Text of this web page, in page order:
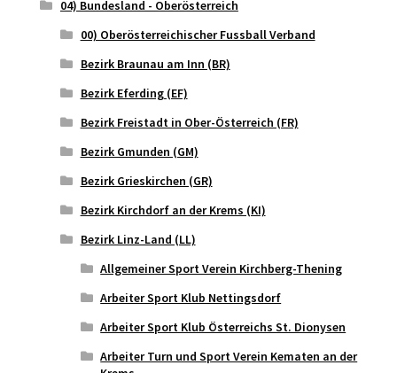
04) Bundesland - Oberösterreich
00) Oberösterreichischer Fussball Verband
Bezirk Braunau am Inn (BR)
Bezirk Eferding (EF)
Bezirk Freistadt in Ober-Österreich (FR)
Bezirk Gmunden (GM)
Bezirk Grieskirchen (GR)
Bezirk Kirchdorf an der Krems (KI)
Bezirk Linz-Land (LL)
Allgemeiner Sport Verein Kirchberg-Thening
Arbeiter Sport Klub Nettingsdorf
Arbeiter Sport Klub Österreichs St. Dionysen
Arbeiter Turn und Sport Verein Kematen an der